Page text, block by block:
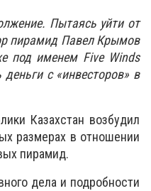
Пытаясь уйти от
пирамид Павел Крымов
под именем Five Winds
с «инвесторов» в
Казахстан возбудил
размерах в отношении
пирамид.
дела и подробности